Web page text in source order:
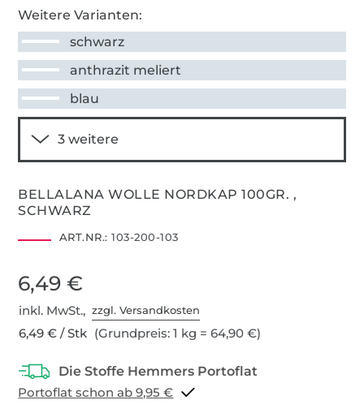
Weitere Varianten:
schwarz
anthrazit meliert
blau
BELLALANA WOLLE NORDKAP 100GR. ,
SCHWARZ
ART.NR.: 103-200-103
6,49 €
inkl. MwSt.,zzgl. Versandkosten
6,49 € / Stk (Grundpreis: 1 kg = 64,90 €)
Portoflat schon ab 9,95 €